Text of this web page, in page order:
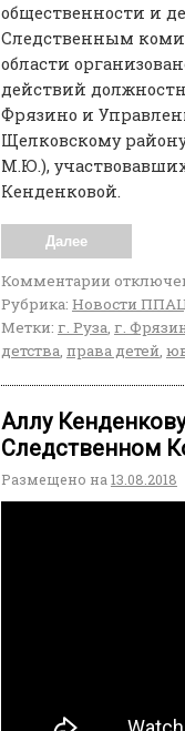
общественности и
Следственным
области
действий
Фрязино и
Щелковскому
М.Ю.),
Кенденковой.
Далее
Комментарии
Рубрика: Новости
Метки: г. Руза, г.
детства, права детей,
Аллу
Следственном
Размещено на 13.08.2018